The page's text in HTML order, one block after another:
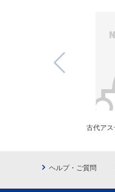
古代アス
ヘルプ・ご質問